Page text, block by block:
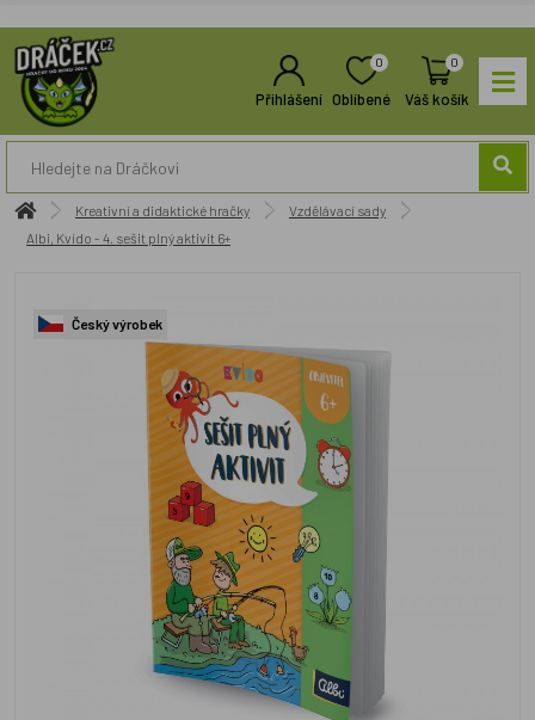
Přihlášení
0
Oblíbené
0
Váš košík
Kreativní a didaktické hračky
Vzdělávací sady
Albi, Kvído - 4. sešit plný aktivit 6+
Český výrobek